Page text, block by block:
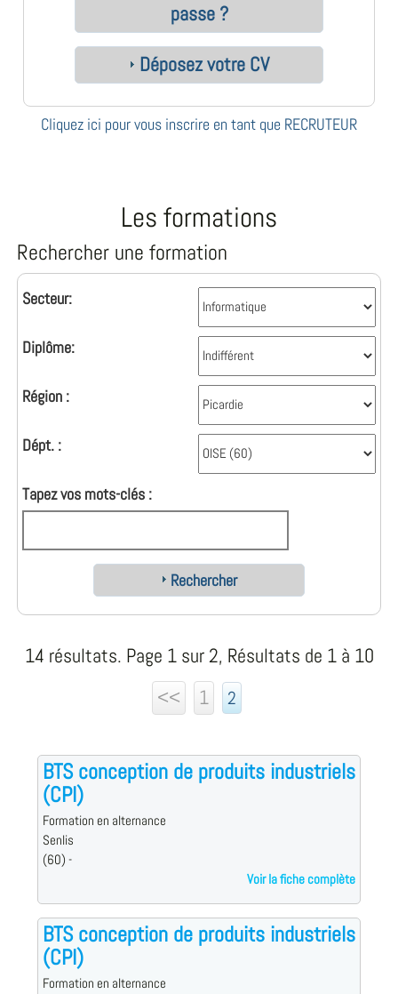
passe ?
Déposez votre CV
Cliquez ici pour vous inscrire en tant que RECRUTEUR
Les formations
Rechercher une formation
Secteur:
Diplôme:
Région :
Dépt. :
Tapez vos mots-clés :
Rechercher
14 résultats. Page 1 sur 2, Résultats de 1 à 10
<<
1 2
BTS conception de produits industriels
(CPI)
Formation en alternance
Senlis
(60) -
Voir la fiche complète
BTS conception de produits industriels
(CPI)
Formation en alternance